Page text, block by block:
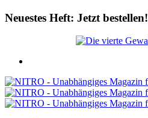
Neuestes Heft: Jetzt bestellen!